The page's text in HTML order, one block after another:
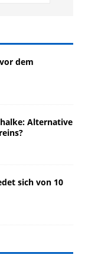
dem
Alternative
sich von 10